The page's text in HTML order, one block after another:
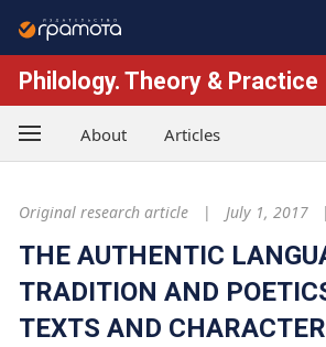
Philology. Theory & Practice
About Articles
Original research article July 1, 2017
THE AUTHENTIC
TRADITION AND
TEXTS AND